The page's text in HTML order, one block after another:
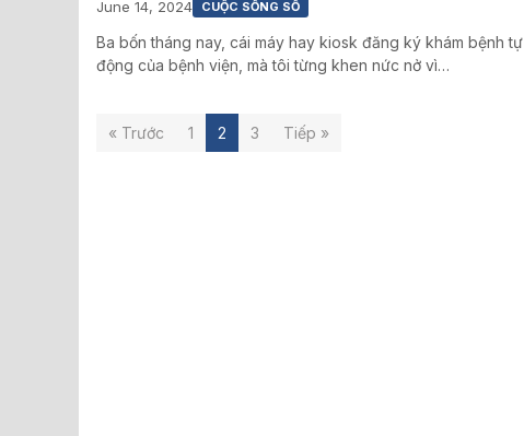
June 14, 2024 CUỘC SỐNG SỐ
Ba bốn tháng nay, cái máy hay kiosk đăng ký khám bệnh tự
động của bệnh viện, mà tôi từng khen nức nở vì…
« Trước 1 2 3 Tiếp »